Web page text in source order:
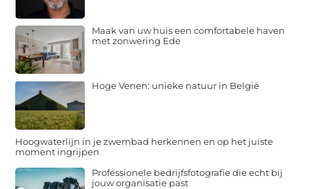
Maak van uw huis een comfortabele haven
met zonwering Ede
Hoge Venen: unieke natuur in België
Hoogwaterlijn in je zwembad herkennen en op het juiste
moment ingrijpen
Professionele bedrijfsfotografie die echt bij
jouw organisatie past